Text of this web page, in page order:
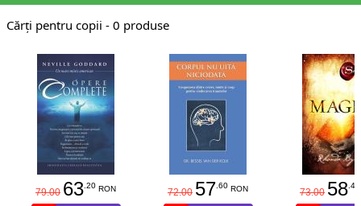
Cărți pentru copii - 0 produse
79.00 63 .20 RON 72.00 57 .60 RON 73.00 58 .40